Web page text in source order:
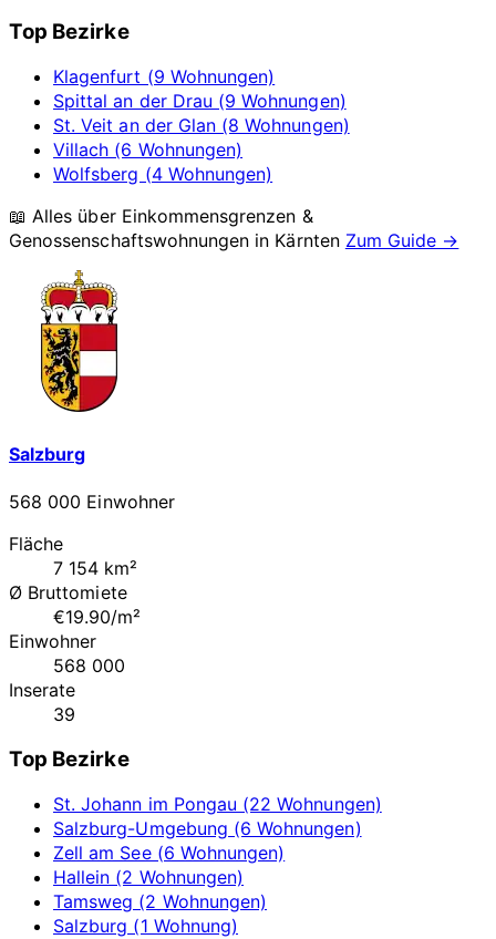
Top Bezirke
Klagenfurt (9 Wohnungen)
Spittal an der Drau (9 Wohnungen)
St. Veit an der Glan (8 Wohnungen)
Villach (6 Wohnungen)
Wolfsberg (4 Wohnungen)
📖 Alles über Einkommensgrenzen &
Genossenschaftswohnungen in Kärnten Zum Guide →
Salzburg
568 000 Einwohner
Fläche
7 154 km²
Ø Bruttomiete
€19.90/m²
Einwohner
568 000
Inserate
39
Top Bezirke
St. Johann im Pongau (22 Wohnungen)
Salzburg-Umgebung (6 Wohnungen)
Zell am See (6 Wohnungen)
Hallein (2 Wohnungen)
Tamsweg (2 Wohnungen)
Salzburg (1 Wohnung)